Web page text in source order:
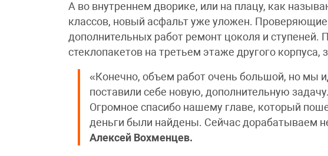
А во внутреннем дворике, или на плацу, как
классов, новый асфальт уже уложен.
дополнительных работ ремонт цоколя и ступеней.
стеклопакетов на третьем этаже другого
«Конечно, объем работ очень большой, но мы
поставили себе новую, дополнительную
Огромное спасибо нашему главе, который
деньги были найдены. Сейчас дорабатываем
Алексей Вохменцев.